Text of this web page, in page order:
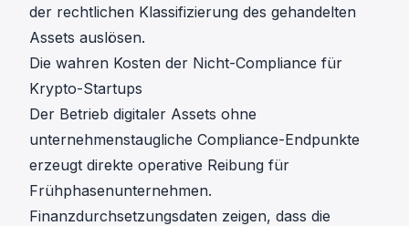
der rechtlichen Klassifizierung des gehandelten
Assets auslösen.
Die wahren Kosten der Nicht-Compliance für
Krypto-Startups
Der Betrieb digitaler Assets ohne
unternehmenstaugliche Compliance-Endpunkte
erzeugt direkte operative Reibung für
Frühphasenunternehmen.
Finanzdurchsetzungsdaten zeigen, dass die